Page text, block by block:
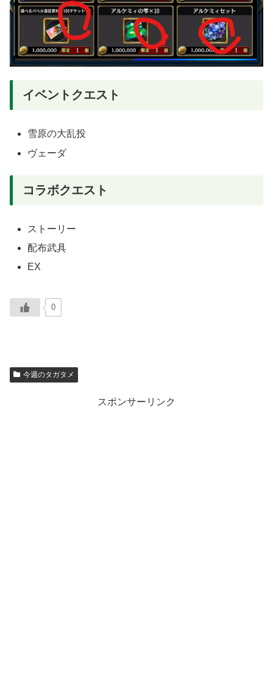
イベントクエスト
雪原の大乱投
ヴェーダ
コラボクエスト
ストーリー
配布武具
EX
0
今週のタガタメ
スポンサーリンク